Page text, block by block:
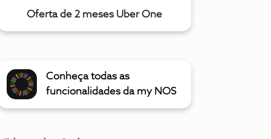
Oferta de 2 meses Uber One
Conheça todas as
funcionalidades da my NOS